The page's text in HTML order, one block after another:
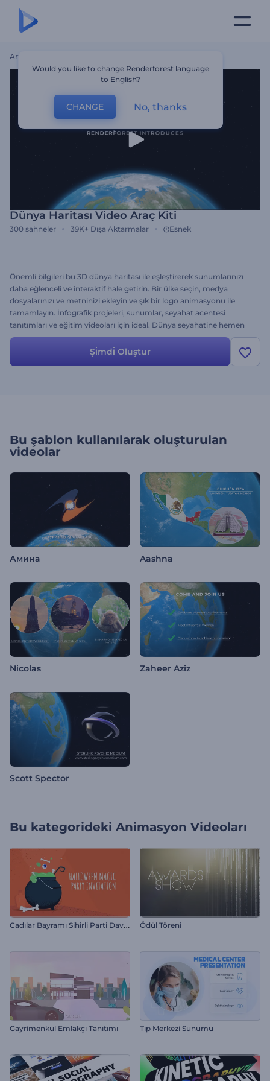
Ana Sayfa
Dünya Haritası Video Araç Kiti
300 sahneler 39K+ Dışa Aktarmalar Esnek
Önemli bilgileri bu 3D dünya haritası ile eşleştirerek sunumlarınızı
daha eğlenceli ve interaktif hale getirin. Bir ülke seçin, medya
dosyalarınızı ve metninizi ekleyin ve şık bir logo animasyonu ile
tamamlayın. İnfografik projeleri, sunumlar, seyahat acentesi
tanıtımları ve eğitim videoları için ideal. Dünya seyahatine hemen
çıkın!
Şi̇mdi̇ Oluştur
Bu şablon kullanılarak oluşturulan
videolar
Амина Aashna
Nicolas Zaheer Aziz
Scott Spector
Bu kategorideki Animasyon Videoları
C
adılar Bayramı Sihirli Parti Davetiyesi Ödül Töreni
Gayrimenkul Emlakçı Tanıtımı Tıp Merkezi Sunumu
Would you like to change Renderforest language
to English?
CHANGE No, thanks